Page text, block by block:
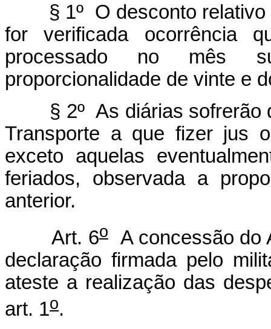
§ 1º O desconto relativo
for verificada ocorrência
processado no mês
proporcionalidade de vinte e
§ 2º As diárias sofrerão
Transporte a que fizer jus
exceto aquelas
feriados, observada a
anterior.
Art. 6oA concessão do
declaração firmada pelo
ateste a realização das
art. 1o.